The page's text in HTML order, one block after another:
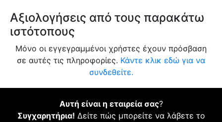
Αξιολογήσεις από τους παρακάτω
ιστότοπους
Μόνο οι εγγεγραμμένοι χρήστες έχουν πρόσβαση
σε αυτές τις πληροφορίες. Κάντε κλικ εδώ για να
συνδεθείτε.
Αυτή είναι η εταιρεία σας?
Συγχαρητήρια! Δείτε πώς μπορείτε να λάβετε το